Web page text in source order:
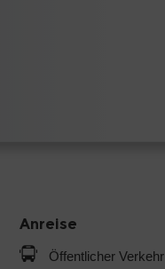
Anreise
Öffentlicher Verkehr